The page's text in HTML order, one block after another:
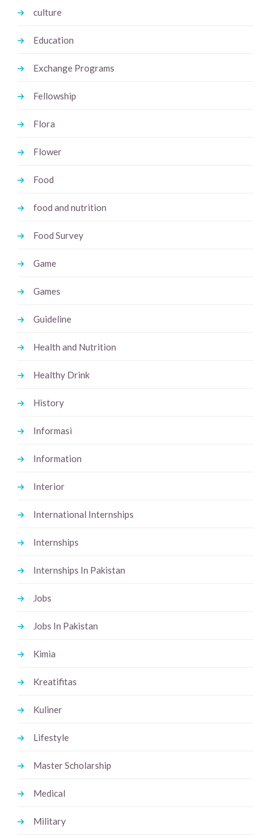
culture
Education
Exchange Programs
Fellowship
Flora
Flower
Food
food and nutrition
Food Survey
Game
Games
Guideline
Health and Nutrition
Healthy Drink
History
Informasi
Information
Interior
International Internships
Internships
Internships In Pakistan
Jobs
Jobs In Pakistan
Kimia
Kreatifitas
Kuliner
Lifestyle
Master Scholarship
Medical
Military